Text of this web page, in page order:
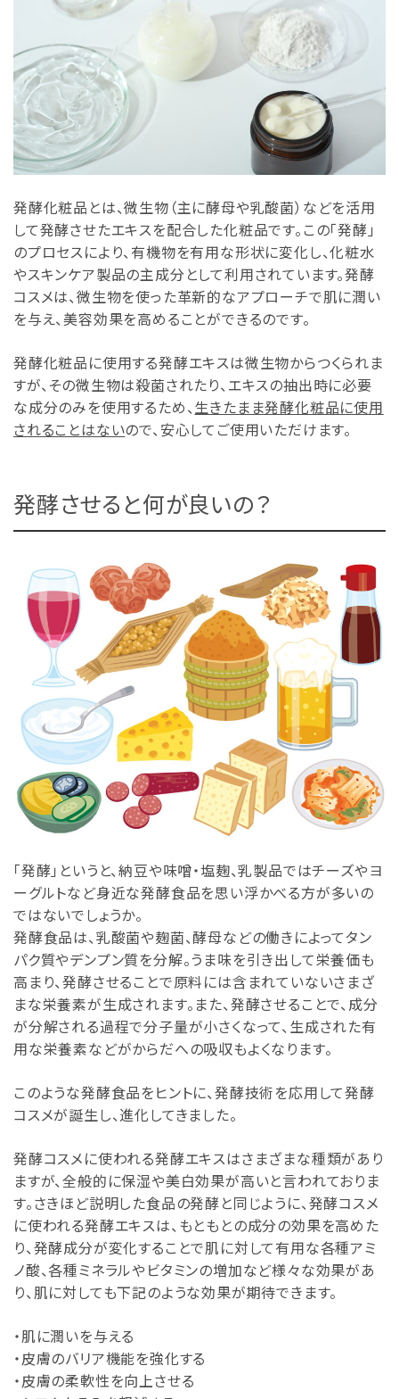
発酵化粧品とは、微生物（主に酵母や乳酸菌）などを活用
して発酵させたエキスを配合した化粧品です。この「発酵」
のプロセスにより、有機物を有用な形状に変化し、化粧水
やスキンケア製品の主成分として利用されています。発酵
コスメは、微生物を使った革新的なアプローチで肌に潤い
を与え、美容効果を高めることができるのです。
発酵化粧品に使用する発酵エキスは微生物からつくられま
すが、その微生物は殺菌されたり、エキスの抽出時に必要
な成分のみを使用するため、生きたまま発酵化粧品に使用
されることはないので、安心してご使用いただけます。
発酵させると何が良いの？
「発酵」というと、納豆や味噌・塩麹、乳製品ではチーズやヨ
ーグルトなど身近な発酵食品を思い浮かべる方が多いの
ではないでしょうか。
発酵食品は、乳酸菌や麹菌、酵母などの働きによってタン
パク質やデンプン質を分解。うま味を引き出して栄養価も
高まり、発酵させることで原料には含まれていないさまざ
まな栄養素が生成されます。また、発酵させることで、成分
が分解される過程で分子量が小さくなって、生成された有
用な栄養素などがからだへの吸収もよくなります。
このような発酵食品をヒントに、発酵技術を応用して発酵
コスメが誕生し、進化してきました。
発酵コスメに使われる発酵エキスはさまざまな種類があり
ますが、全般的に保湿や美白効果が高いと言われておりま
す。さきほど説明した食品の発酵と同じように、発酵コスメ
に使われる発酵エキスは、もともとの成分の効果を高めた
り、発酵成分が変化することで肌に対して有用な各種アミ
ノ酸、各種ミネラルやビタミンの増加など様々な効果があ
り、肌に対しても下記のような効果が期待できます。
・肌に潤いを与える
・皮膚のバリア機能を強化する
・皮膚の柔軟性を向上させる